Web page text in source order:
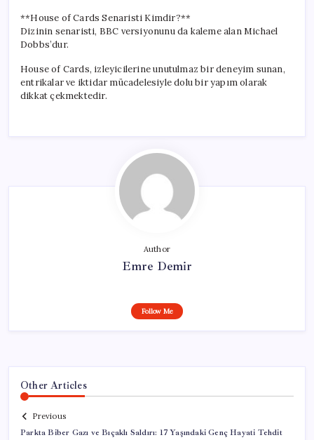
**House of Cards Senaristi Kimdir?**
Dizinin senaristi, BBC versiyonunu da kaleme alan Michael
Dobbs’dur.
House of Cards, izleyicilerine unutulmaz bir deneyim sunan,
entrikalar ve iktidar mücadelesiyle dolu bir yapım olarak
dikkat çekmektedir.
Author
Emre Demir
Follow Me
Other Articles
Previous
Parkta Biber Gazı ve Bıçaklı Saldırı: 17 Yaşındaki Genç Hayati Tehdit